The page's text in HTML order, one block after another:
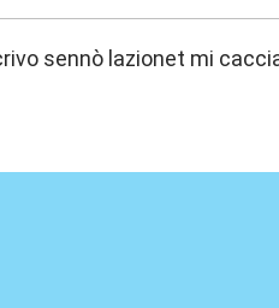
sennò lazionet mi